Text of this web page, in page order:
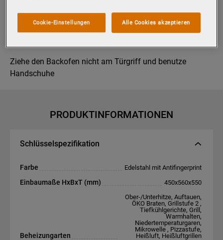
Produktsicherheit
Ziehe den Backofen nicht am Türgriff und benutze
Handschuhe
PRODUKTINFORMATIONEN
Schlüsselspezifikation
Farbe Edelstahl mit Antifingerprint
Einbaumaße HxBxT (mm) 450x560x550
Beheizungarten
Ober-/Unterhitze, Auftauen,
ÖKO Braten, Grillstufe 2 ,
Tiefkühlgerichte, Grill,
Warmhalten,
Niedertemperaturgaren,
Mikrowelle , Pizzastufe,
Heißluft, Heißluftgrillen
Alle Cookies akzeptieren
Cookie-Einstellungen